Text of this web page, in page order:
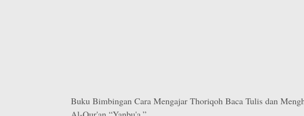
Buku Bimbingan Cara Mengajar Thoriqoh Baca Tulis dan